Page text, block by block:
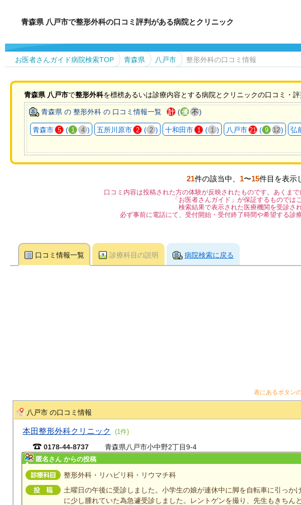
青森県 八戸市で整形外科の口コミ評判がある病院とクリニック
お医者さんガイド病院検索TOP 青森県 八戸市 整形外科の口コミ情報
青森県 八戸市で整形外科を標榜あるいは診療内容とする病院とクリニックの口コミ・評
青森県 の 整形外科 の 口コミ情報一覧 計 (優 不)
青森市 5 ( 1 4 ) 五所川原市 2 ( 2 ) 十和田市 1 ( 1 ) 八戸市 21 ( 9 12) 弘
21件の該当中、 1〜15件目を表示
口コミ内容は投稿された方の体験が反映されたものです。あくまで
「お医者さんガイド」が保証するものでは
検索結果で表示された医療機関を受診さ
必ず事前に電話にて、受付開始・受付終了時間や希望する診
口コミ情報一覧 診療科目の説明 病院検索に戻る
表にあるボタン
八戸市 の口コミ情報
本田整形外科クリニック (1件)
0178-44-8737 青森県八戸市小中野2丁目9-4
匿名さん からの投稿
整形外科・リハビリ科・リウマチ科
土曜日の午後に受診しました。小学生の娘が連休中に脚を自転車に引っ
に少し腫れていた為急遽受診しました。レントゲンを撮り、先生もきち